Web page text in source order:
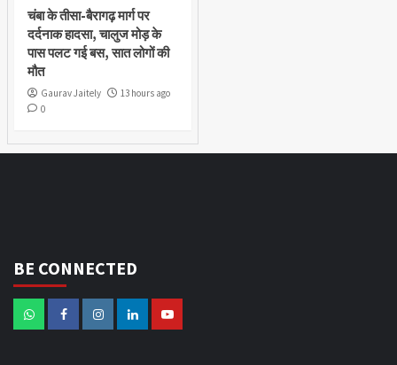
चंबा के तीसा-बैरागढ़ मार्ग पर
दर्दनाक हादसा, चालुज मोड़ के
पास पलट गई बस, सात लोगों की
मौत
Gaurav Jaitely
13 hours ago
0
BE CONNECTED